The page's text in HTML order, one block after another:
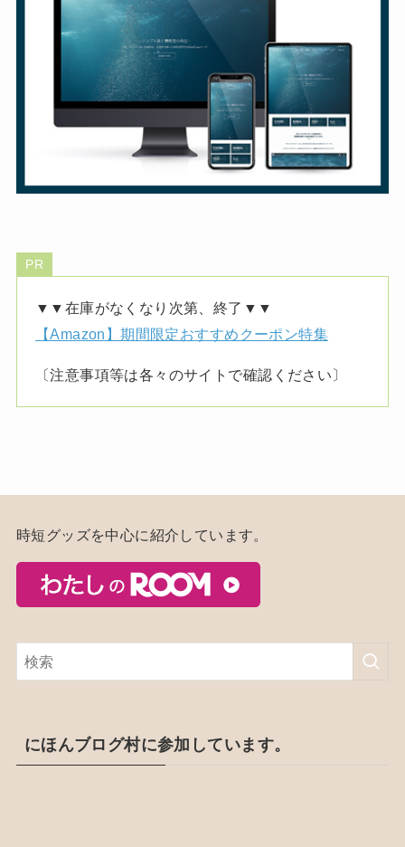
PR
▼▼在庫がなくなり次第、終了▼▼
【Amazon】期間限定おすすめクーポン特集
〔注意事項等は各々のサイトで確認ください〕
時短グッズを中心に紹介しています。
にほんブログ村に参加しています。